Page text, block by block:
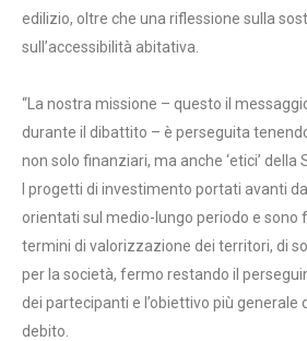
edilizio, oltre che una riflessione sulla
sull’accessibilità abitativa.
“La nostra missione – questo il
durante il dibattito – è perseguita
non solo finanziari, ma anche ‘etici’ della
I progetti di investimento portati avanti
orientati sul medio-lungo periodo e
termini di valorizzazione dei territori, di
per la società, fermo restando il
dei partecipanti e l’obiettivo più generale
debito.